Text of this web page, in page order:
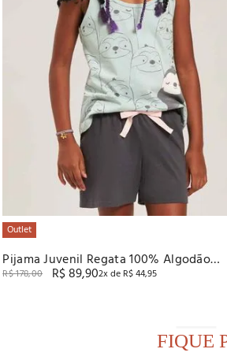
Outlet
Pijama Juvenil Regata 100% Algodão
Baunilha
R$178,00 R$89,902x de R$44,95
FIQUE